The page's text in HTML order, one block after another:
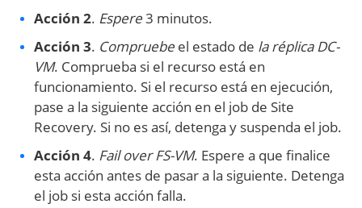
Acción 2. Espere3 minutos.
Acción 3. Compruebe el estado de la réplica DC-
VM. Comprueba si el recurso está en
funcionamiento. Si el recurso está en ejecución,
pase a la siguiente acción en el job de Site
Recovery. Si no es así, detenga y suspenda el job.
Acción 4. Fail over FS-VM. Espere a que finalice
esta acción antes de pasar a la siguiente. Detenga
el job si esta acción falla.